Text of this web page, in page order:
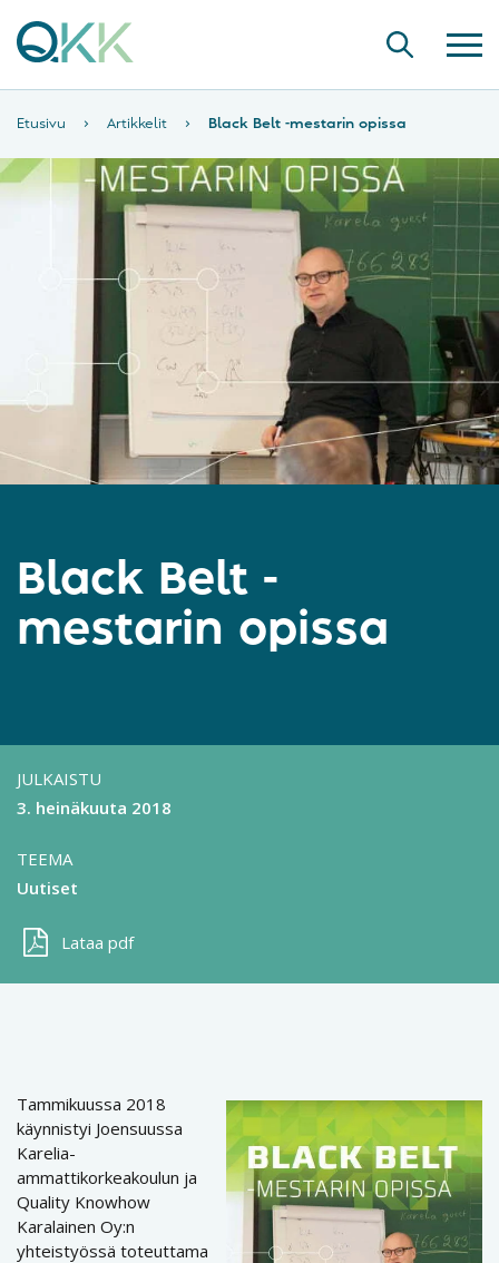
Etusivu › Artikkelit › Black Belt -mestarin opissa
Black Belt -
mestarin opissa
JULKAISTU
3. heinäkuuta 2018
TEEMA
Uutiset
Lataa pdf
Tammikuussa 2018
käynnistyi Joensuussa
Karelia-
ammattikorkeakoulun ja
Quality Knowhow
Karalainen Oy:n
yhteistyössä toteuttama